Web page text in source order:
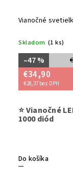
Vianočné
Skladom (1 ks)
–47 %
€34,90
€28,37 bez DPH
Do košíka
⭐ Vianočné
1000 diód